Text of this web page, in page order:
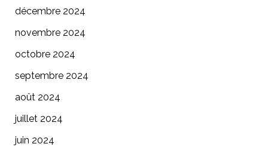
décembre 2024
novembre 2024
octobre 2024
septembre 2024
août 2024
juillet 2024
juin 2024